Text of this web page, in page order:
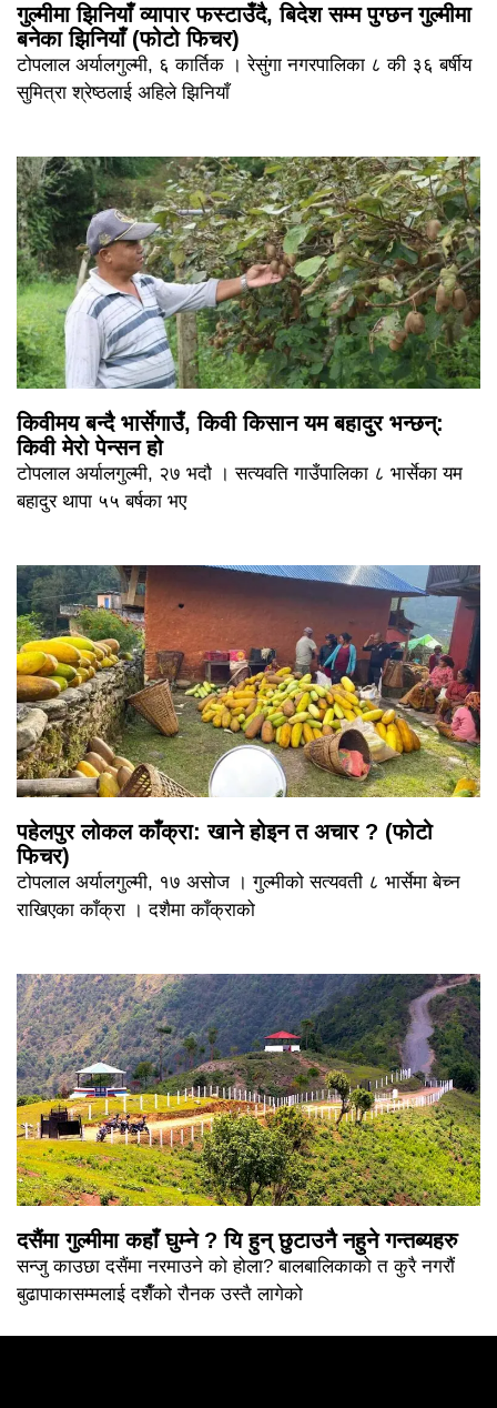
गुल्मीमा झिनियाँ व्यापार फस्टाउँदै, बिदेश सम्म पुग्छन गुल्मीमा
बनेका झिनियाँ (फोटो फिचर)
टोपलाल अर्यालगुल्मी, ६ कार्तिक । रेसुंगा नगरपालिका ८ की ३६ बर्षीय
सुमित्रा श्रेष्ठलाई अहिले झिनियाँ
किवीमय बन्दै भार्सेगाउँ, किवी किसान यम बहादुर भन्छन्:
किवी मेरो पेन्सन हो
टोपलाल अर्यालगुल्मी, २७ भदौ । सत्यवति गाउँपालिका ८ भार्सेका यम
बहादुर थापा ५५ बर्षका भए
पहेलपुर लोकल काँक्रा: खाने होइन त अचार ? (फोटो
फिचर)
टोपलाल अर्यालगुल्मी, १७ असोज । गुल्मीको सत्यवती ८ भार्सेमा बेच्न
राखिएका काँक्रा । दशैमा काँक्राको
दसैंमा गुल्मीमा कहाँ घुम्ने ? यि हुन् छुटाउनै नहुने गन्तब्यहरु
सन्जु काउछा दसैंमा नरमाउने को होला? बालबालिकाको त कुरै नगरौं
बुढापाकासम्मलाई दशैँको रौनक उस्तै लागेको